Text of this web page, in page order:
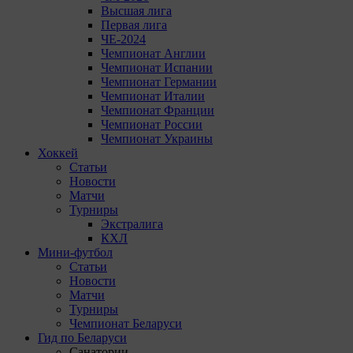
Высшая лига
Первая лига
ЧЕ-2024
Чемпионат Англии
Чемпионат Испании
Чемпионат Германии
Чемпионат Италии
Чемпионат Франции
Чемпионат России
Чемпионат Украины
Хоккей
Статьи
Новости
Матчи
Турниры
Экстралига
КХЛ
Мини-футбол
Статьи
Новости
Матчи
Турниры
Чемпионат Беларуси
Гид по Беларуси